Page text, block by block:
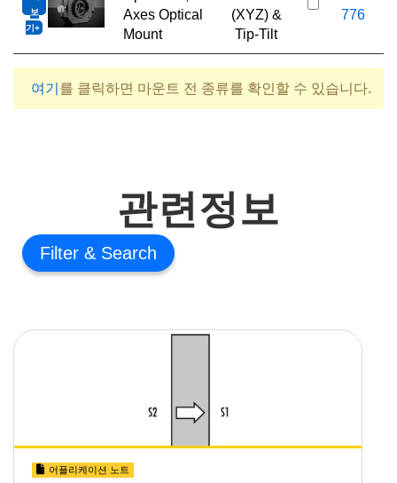
보
기
Axes Optical
Mount
(XYZ) &
Tip-Tilt
776
여기 를 클릭하면 마운트 전 종류를 확인할 수 있습니다.
관련정보
Filter
어플리케이션 노트